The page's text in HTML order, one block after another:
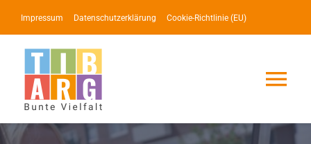
Inhalt
springen
Impressum Datenschutzerklärung Cookie-Richtlinie (EU)
Lotse